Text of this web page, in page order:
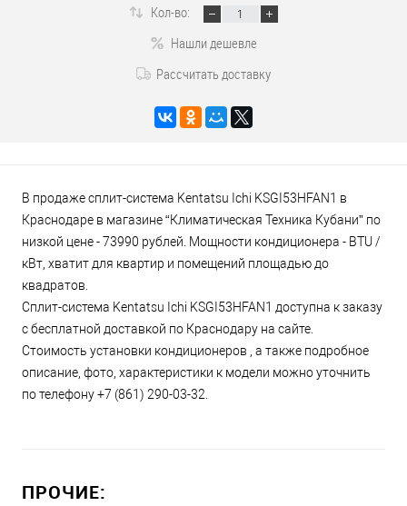
Кол-во:
Нашли дешевле
Рассчитать доставку
В продаже сплит-система Kentatsu Ichi KSGI53HFAN1 в
Краснодаре в магазине “Климатическая Техника Кубани” по
низкой цене - 73990 рублей. Мощности кондиционера - BTU /
кВт, хватит для квартир и помещений площадью до
квадратов.
Сплит-система Kentatsu Ichi KSGI53HFAN1 доступна к заказу
с бесплатной доставкой по Краснодару на сайте.
Стоимость установки кондиционеров , а также подробное
описание, фото, характеристики к модели можно уточнить
по телефону +7 (861) 290-03-32.
ПРОЧИЕ: